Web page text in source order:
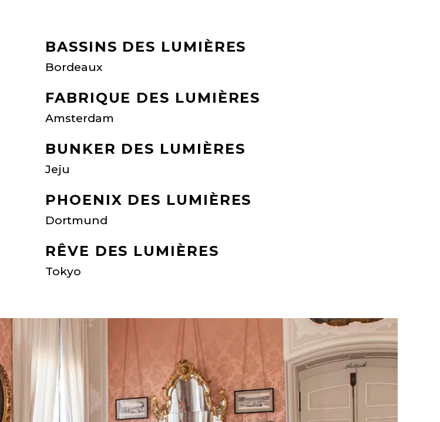
BASSINS DES LUMIÈRES
Bordeaux
FABRIQUE DES LUMIÈRES
Amsterdam
BUNKER DES LUMIÈRES
Jeju
PHOENIX DES LUMIÈRES
Dortmund
RÊVE DES LUMIÈRES
Tokyo